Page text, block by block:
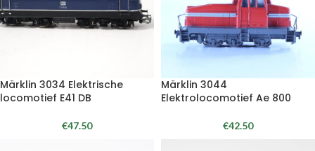
Märklin 3034 Elektrische
locomotief E41 DB
€47.50
Märklin 3044
Elektrolocomotief Ae 800
€42.50